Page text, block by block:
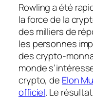
Rowling a été
la force de la
des milliers de
les personnes
des crypto-
monde
crypto, de Elon
officiel. Le